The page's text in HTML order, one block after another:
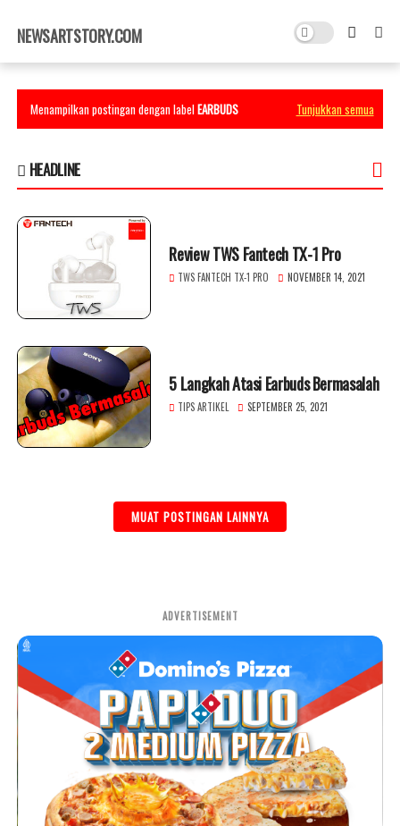
×
NEWSARTSTORY.COM
Menampilkan postingan dengan labelEARBUDS Tunjukkan semua
HEADLINE
Review TWS Fantech TX-1 Pro
TWS FANTECH TX-1 PRO NOVEMBER 14, 2021
5 Langkah Atasi Earbuds Bermasalah
TIPS ARTIKEL SEPTEMBER 25, 2021
MUAT POSTINGAN LAINNYA
ADVERTISEMENT